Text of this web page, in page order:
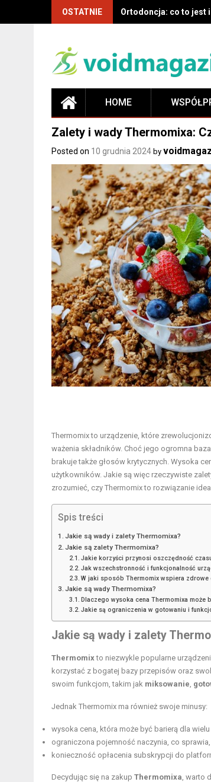
OSTATNIE Ortodoncja: co to jest i
HOME
Zalety i wady Thermomixa:
Posted on 10 grudnia 2024 by
Thermomixto urządzenie, które
ważenia składników. Choć jego ogromna
brakuje także głosów krytycznych. Wysoka
użytkowników. Jakie są więc rzeczywiste
zrozumieć, czy Thermomix to rozwiązanie
Spis treści
Jakie są wady i zalety Thermomixa?
Jakie są zalety Thermomixa?
Jakie korzyści przynosi oszczędność
Jak wszechstronność i funkcjonalność
W jaki sposób Thermomix wspiera zdrowe
Jakie są wady Thermomixa?
Dlaczego wysoka cena Thermomixa może
Jakie są ograniczenia w gotowaniu i
Jakie są wady i zalety
Thermomix to niezwykle popularne
korzystać z bogatej bazy przepisów oraz
swoim funkcjom, takim jak miksowanie
Jednak Thermomix ma również swoje minusy:
wysoka cena, która może być barierą dla
ograniczona pojemność naczynia, co
konieczność opłacenia subskrypcji do
Decydując się na zakup Thermomixa , warto